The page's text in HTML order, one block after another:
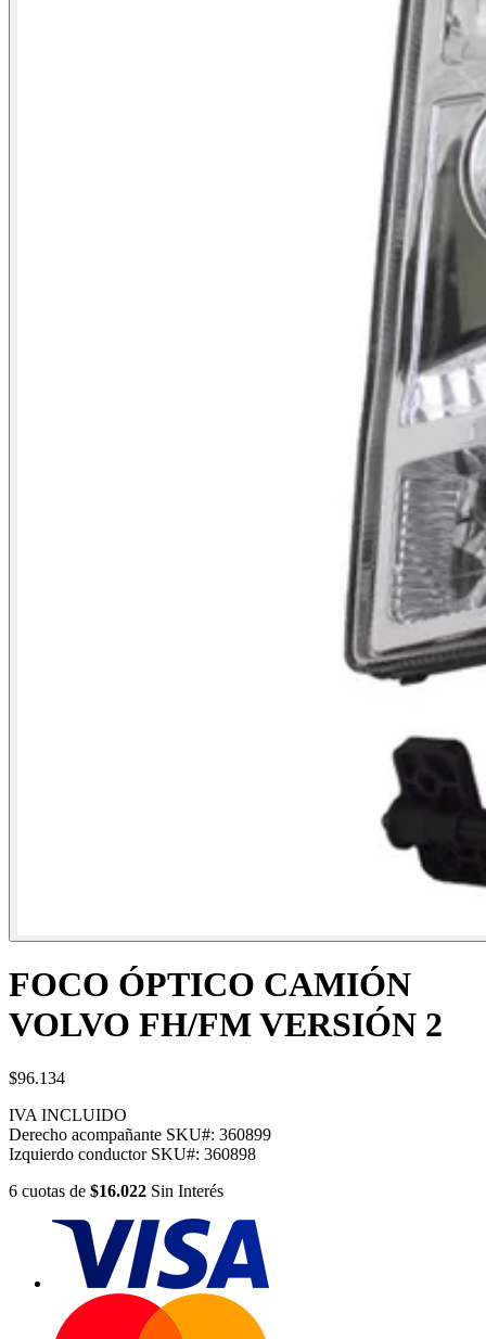
FOCO ÓPTICO CAMIÓN
VOLVO FH/FM VERSIÓN 2
$96.134
IVA INCLUIDO
Derecho acompañante SKU#: 360899
Izquierdo conductor SKU#: 360898
6 cuotas de $16.022 Sin Interés